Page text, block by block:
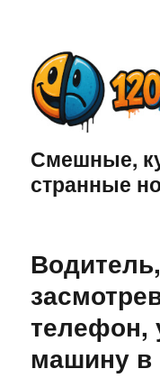
Смешные,
странные
Водитель,
телефон,
машину в